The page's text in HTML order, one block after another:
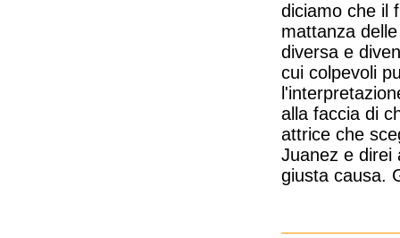
diciamo che il
mattanza
diversa e
cui colpevoli
alla faccia di
attrice che
Juanez e direi
giusta causa.